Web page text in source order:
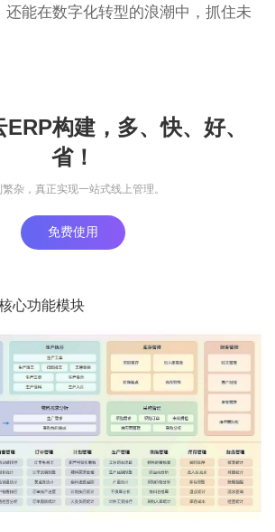
还能在数字化转型的浪潮中，抓住未
构建，多、快、好、
省！
杂，真正实现一站式线上管理。
免费使用
心功能模块